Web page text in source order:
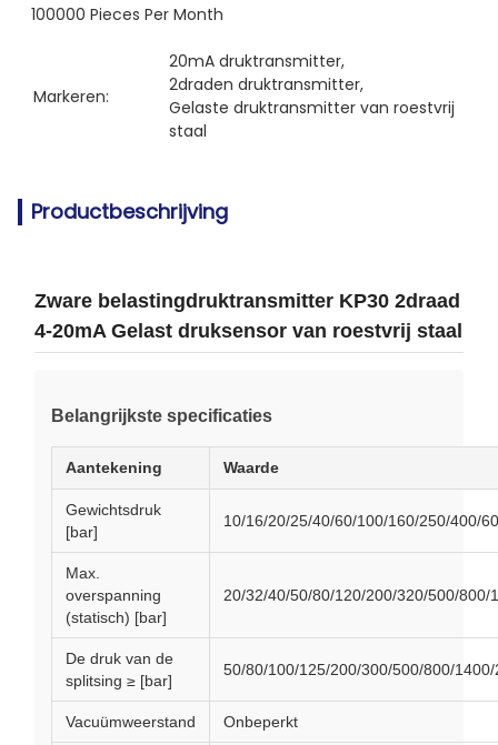
100000 Pieces Per Month
Markeren:
20mA druktransmitter,
2draden druktransmitter,
Gelaste druktransmitter van roestvrij
staal
Productbeschrijving
Zware belastingdruktransmitter KP30 2draad
4-20mA Gelast druksensor van roestvrij staal
Belangrijkste specificaties
Aantekening Waarde
Gewichtsdruk
[bar]
10/16/20/25/40/60/100/160/250/400/
Max.
overspanning
(statisch) [bar]
20/32/40/50/80/120/200/320/500/800/
De druk van de
splitsing ≥ [bar]
50/80/100/125/200/300/500/800/
Vacuümweerstand Onbeperkt